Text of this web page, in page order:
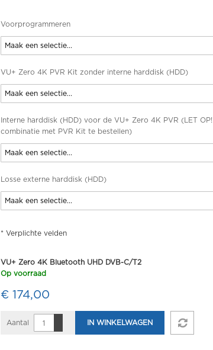
Voorprogrammeren
VU+ Zero 4K PVR Kit zonder interne harddisk (HDD)
Interne harddisk (HDD) voor de VU+ Zero 4K PVR (LET
combinatie met PVR Kit te bestellen)
Losse externe harddisk (HDD)
* Verplichte velden
VU+ Zero 4K Bluetooth UHD DVB-C/T2
Op voorraad
€ 174,00
Aantal IN WINKELWAGEN